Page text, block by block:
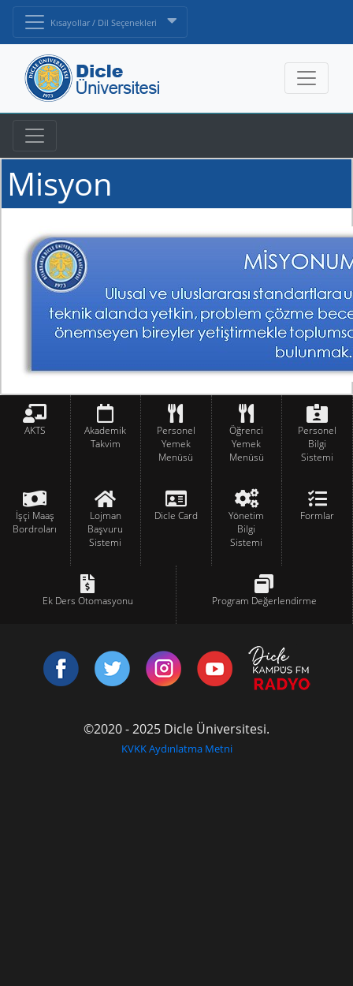
Kısayollar / Dil Seçenekleri
Misyon
AKTS
Akademik
Takvim
Personel
Yemek
Menüsü
Öğrenci
Yemek
Menüsü
Personel
Bilgi
Sistemi
İşçi Maaş
Bordroları
Lojman
Başvuru
Sistemi
Dicle Card
Yönetim
Bilgi
Sistemi
Formlar
Ek Ders Otomasyonu Program Değerlendirme
©2020 - 2025 Dicle Üniversitesi.
KVKK Aydınlatma Metni